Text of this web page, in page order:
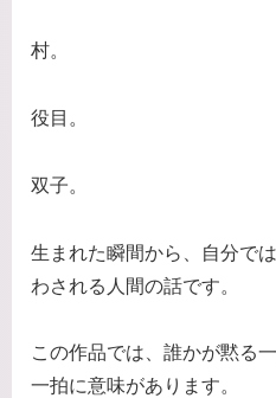
村。
役目。
双子。
生まれた瞬間から、自分で
わされる人間の話です。
この作品では、誰かが黙る
一拍に意味があります。